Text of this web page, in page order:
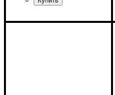
Длина - 160 (+60) см